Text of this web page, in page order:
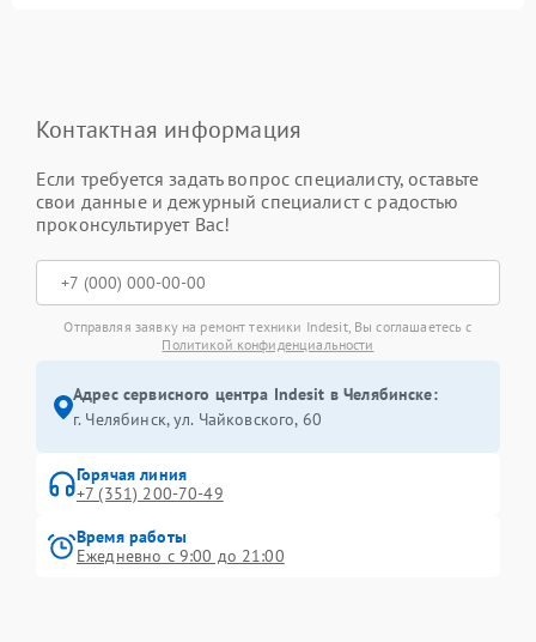
Контактная информация
Если требуется задать вопрос специалисту, оставьте
свои данные и дежурный специалист с радостью
проконсультирует Вас!
Отправляя заявку на ремонт техники Indesit, Вы соглашаетесь с
Политикой конфиденциальности
Адрес сервисного центра Indesit в Челябинске:
г. Челябинск, ул. Чайковского, 60
Горячая линия
+7 (351) 200-70-49
Время работы
Ежедневно с 9:00 до 21:00